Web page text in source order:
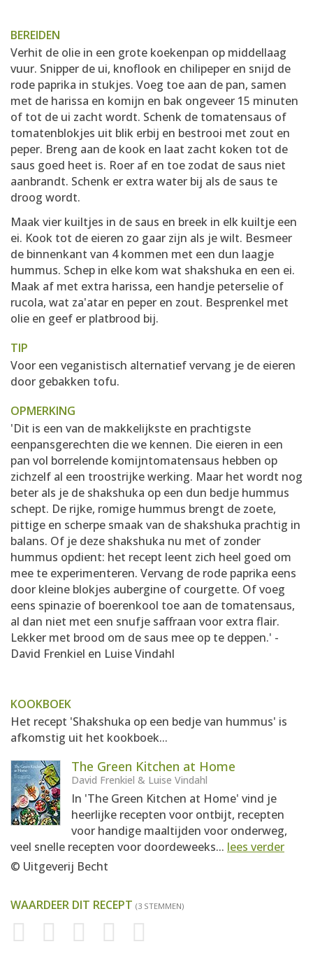
BEREIDEN
Verhit de olie in een grote koekenpan op middellaag
vuur. Snipper de ui, knoflook en chilipeper en snijd de
rode paprika in stukjes. Voeg toe aan de pan, samen
met de harissa en komijn en bak ongeveer 15 minuten
of tot de ui zacht wordt. Schenk de tomatensaus of
tomatenblokjes uit blik erbij en bestrooi met zout en
peper. Breng aan de kook en laat zacht koken tot de
saus goed heet is. Roer af en toe zodat de saus niet
aanbrandt. Schenk er extra water bij als de saus te
droog wordt.
Maak vier kuiltjes in de saus en breek in elk kuiltje een
ei. Kook tot de eieren zo gaar zijn als je wilt. Besmeer
de binnenkant van 4 kommen met een dun laagje
hummus. Schep in elke kom wat shakshuka en een ei.
Maak af met extra harissa, een handje peterselie of
rucola, wat za'atar en peper en zout. Besprenkel met
olie en geef er platbrood bij.
TIP
Voor een veganistisch alternatief vervang je de eieren
door gebakken tofu.
OPMERKING
'Dit is een van de makkelijkste en prachtigste
eenpansgerechten die we kennen. Die eieren in een
pan vol borrelende komijn­tomatensaus hebben op
zichzelf al een troostrijke werking. Maar het wordt nog
beter als je de shakshuka op een dun bedje hummus
schept. De rijke, romige hummus brengt de zoete,
pittige en scherpe smaak van de shakshuka prachtig in
balans. Of je deze shakshuka nu met of zonder
hummus opdient: het recept leent zich heel goed om
mee te experimenteren. Vervang de rode paprika eens
door kleine blokjes aubergine of courgette. Of voeg
eens spinazie of boerenkool toe aan de tomatensaus,
al dan niet met een snufje saffraan voor extra flair.
Lekker met brood om de saus mee op te deppen.' -
David Frenkiel en Luise Vindahl
KOOKBOEK
Het recept 'Shakshuka op een bedje van hummus' is
afkomstig uit het kookboek...
The Green Kitchen at Home
David Frenkiel & Luise Vindahl
In 'The Green Kitchen at Home' vind je
heerlijke recepten voor ontbijt, recepten
voor handige maaltijden voor onderweg,
veel snelle recepten voor doordeweeks... lees verder
© Uitgeverij Becht
WAARDEER DIT RECEPT (3 STEMMEN)